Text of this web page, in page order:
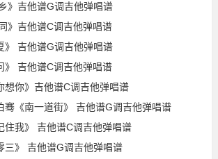
》吉他谱G调吉他弹唱谱
》吉他谱C调吉他弹唱谱
》 吉他谱G调吉他弹唱谱
》 吉他谱C调吉他弹唱谱
想你》吉他谱C调吉他弹唱谱
骞《南一道街》 吉他谱G调吉他弹唱谱
住我》 吉他谱C调吉他弹唱谱
三》 吉他谱G调吉他弹唱谱